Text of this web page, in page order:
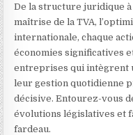
De la structure juridique
maîtrise de la TVA,
internationale, chaque
économies significatives
entreprises qui intègrent
leur gestion quotidienne
décisive. Entourez-vous
évolutions législatives et
fardeau.